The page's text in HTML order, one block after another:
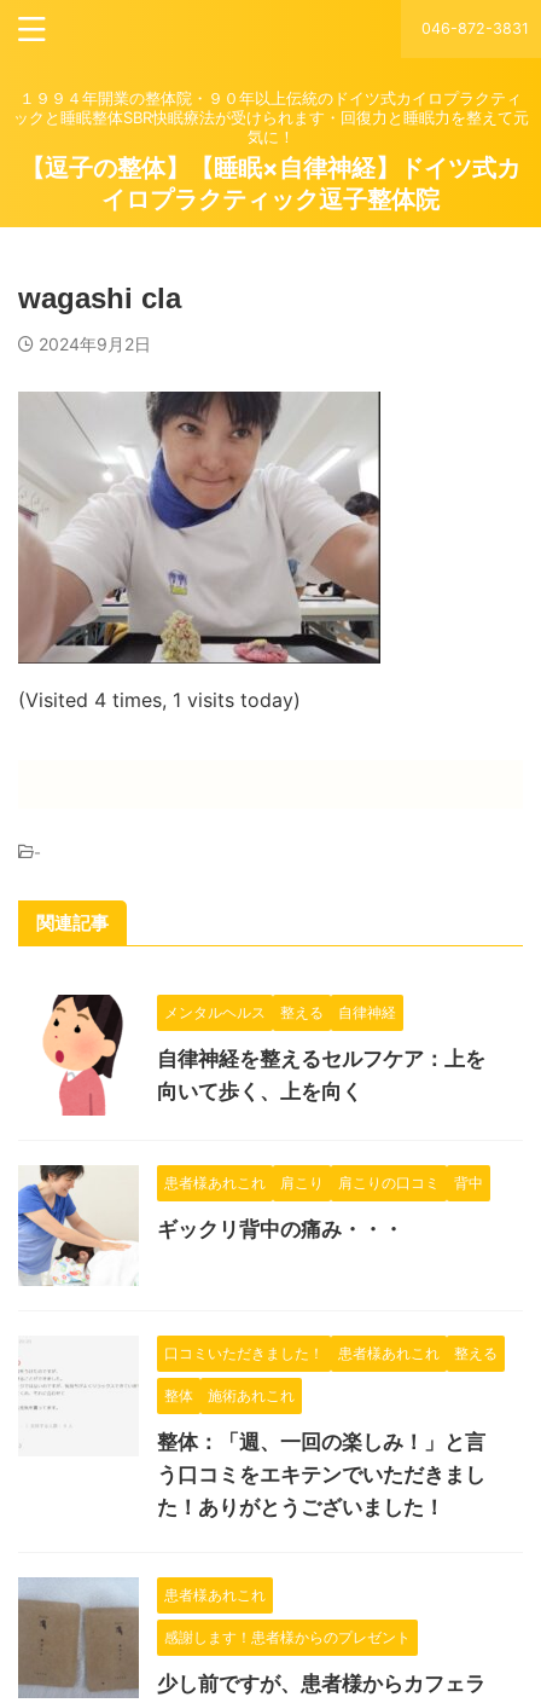
046-872-3831
１９９４年開業の整体院・９０年以上伝統のドイツ式カイロプラクティ
ックと睡眠整体SBR快眠療法が受けられます・回復力と睡眠力を整えて元
気に！
【逗子の整体】【睡眠×自律神経】ドイツ式カ
イロプラクティック逗子整体院
wagashi cla
2024年9月2日
(Visited 4 times, 1 visits today)
-
関連記事
メンタルヘルス 整える 自律神経
自律神経を整えるセルフケア：上を
向いて歩く、上を向く
患者様あれこれ 肩こり 肩こりの口コミ 背中
ギックリ背中の痛み・・・
口コミいただきました！ 患者様あれこれ 整える
整体 施術あれこれ
整体：「週、一回の楽しみ！」と言
う口コミをエキテンでいただきまし
た！ありがとうございました！
患者様あれこれ
感謝します！患者様からのプレゼント
少し前ですが、患者様からカフェラ